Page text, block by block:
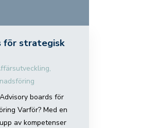
för strategisk
,
boards för
Varför? Med en
av kompetenser